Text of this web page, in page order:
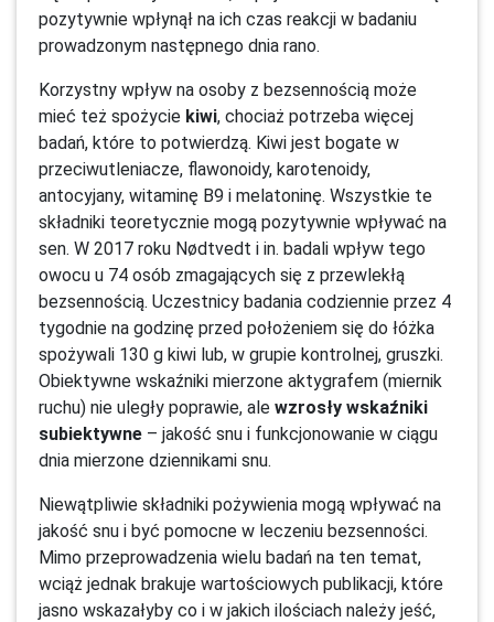
pozytywnie wpłynął na ich czas reakcji w badaniu
prowadzonym następnego dnia rano.
Korzystny wpływ na osoby z bezsennością może
mieć też spożycie kiwi, chociaż potrzeba więcej
badań, które to potwierdzą. Kiwi jest bogate w
przeciwutleniacze, flawonoidy, karotenoidy,
antocyjany, witaminę B9 i melatoninę. Wszystkie te
składniki teoretycznie mogą pozytywnie wpływać na
sen. W 2017 roku Nødtvedt i in. badali wpływ tego
owocu u 74 osób zmagających się z przewlekłą
bezsennością. Uczestnicy badania codziennie przez 4
tygodnie na godzinę przed położeniem się do łóżka
spożywali 130 g kiwi lub, w grupie kontrolnej, gruszki.
Obiektywne wskaźniki mierzone aktygrafem (miernik
ruchu) nie uległy poprawie, ale wzrosły wskaźniki
subiektywne – jakość snu i funkcjonowanie w ciągu
dnia mierzone dziennikami snu.
Niewątpliwie składniki pożywienia mogą wpływać na
jakość snu i być pomocne w leczeniu bezsenności.
Mimo przeprowadzenia wielu badań na ten temat,
wciąż jednak brakuje wartościowych publikacji, które
jasno wskazałyby co i w jakich ilościach należy jeść,